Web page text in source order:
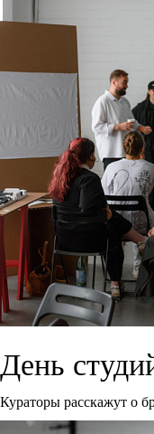
День
Кураторы расскажут о